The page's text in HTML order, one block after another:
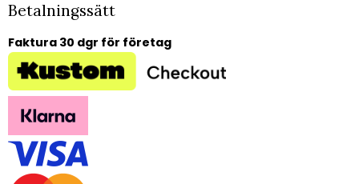
Betalningssätt
Faktura 30 dgr för företag